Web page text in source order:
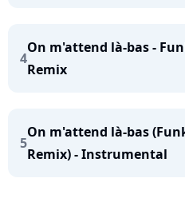
4
On m'attend là-bas -
Remix
5
On m'attend là-bas
Remix) - Instrumental